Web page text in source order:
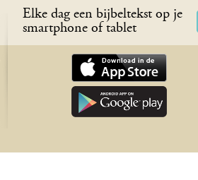
Elke dag een bijbeltekst op je
smartphone of tablet